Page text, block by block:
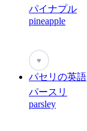
パイナプル
pineapple
♥
パセリの英語
パースリ
parsley